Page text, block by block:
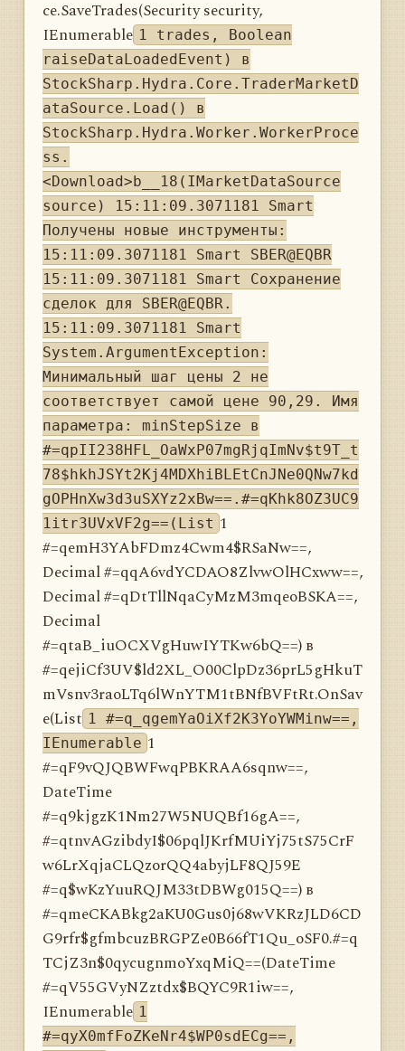
ce.SaveTrades(Security security,
IEnumerable 1 trades, Boolean
raiseDataLoadedEvent) в
StockSharp.Hydra.Core.TraderMarketD
ataSource.Load() в
StockSharp.Hydra.Worker.WorkerProce
ss.
<Download>b__18(IMarketDataSource
source) 15:11:09.3071181 Smart
Получены новые инструменты:
15:11:09.3071181 Smart SBER@EQBR
15:11:09.3071181 Smart Сохранение
сделок для SBER@EQBR.
15:11:09.3071181 Smart
System.ArgumentException:
Минимальный шаг цены 2 не
соответствует самой цене 90,29. Имя
параметра: minStepSize в
#=qpII238HFL_OaWxP07mgRjqImNv$t9T_t
78$hkhJSYt2Kj4MDXhiBLEtCnJNe0QNw7kd
gOPHnXw3d3uSXYz2xBw==.#=qKhk8OZ3UC9
1itr3UVxVF2g==(List 1
#=qemH3YAbFDmz4Cwm4$RSaNw==,
Decimal #=qqA6vdYCDAO8ZlvwOlHCxww==,
Decimal #=qDtTllNqaCyMzM3mqeoBSKA==,
Decimal
#=qtaB_iuOCXVgHuwIYTKw6bQ==) в
#=qejiCf3UV$ld2XL_O00ClpDz36prL5gHkuT
mVsnv3raoLTq6lWnYTM1tBNfBVFtRt.OnSav
e(List 1 #=q_qgemYaOiXf2K3YoYWMinw==,
IEnumerable 1
#=qF9vQJQBWFwqPBKRAA6sqnw==,
DateTime
#=q9kjgzK1Nm27W5NUQBf16gA==,
#=qtnvAGzibdyI$06pqlJKrfMUiYj75tS75CrF
w6LrXqjaCLQzorQQ4abyjLF8QJ59E
#=q$wKzYuuRQJM33tDBWg015Q==) в
#=qmeCKABkg2aKU0Gus0j68wVKRzJLD6CD
G9rfr$gfmbcuzBRGPZe0B66fT1Qu_oSF0.#=q
TCjZ3n$0qycugnmoYxqMiQ==(DateTime
#=qV55GVyNZztdx$BQYC9R1iw==,
IEnumerable 1
#=qyX0mfFoZKeNr4$WP0sdECg==,